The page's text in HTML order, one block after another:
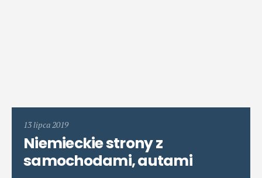
13 lipca 2019
Niemieckie strony z
samochodami, autami